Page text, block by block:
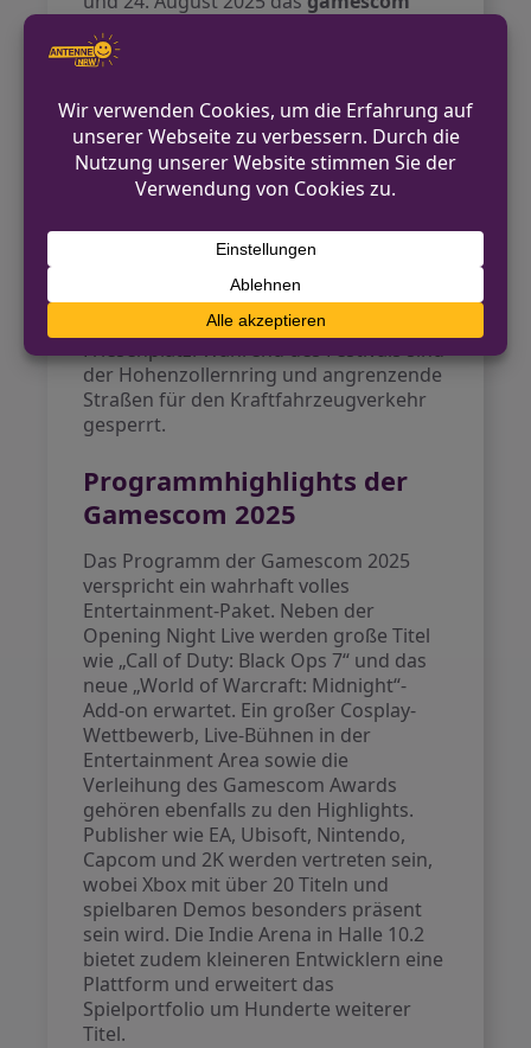
die Gaming-Kultur direkt in die Kölner
Innenstadt und bietet ein vielfältiges
Programm mit bekannten
musikalischen Acts sowie partizipativen
Formaten und DJ-Sessions. Die
Veranstaltung wird exklusive Konzerte
und zahlreiche Streetfood-Stände
bieten. Der Hohenzollernring und der
Rudolfplatz werden mit zwei
Hauptbühnen ausgestattet, und der
Zugang erfolgt optimal über die
Stadtbahn-Haltestellen Rudolfplatz und
Friesenplatz. Während des Festivals sind
der Hohenzollernring und angrenzende
Straßen für den Kraftfahrzeugverkehr
gesperrt.
Programmhighlights der
Gamescom 2025
Das Programm der Gamescom 2025
verspricht ein wahrhaft volles
Entertainment-Paket. Neben der
Opening Night Live werden große Titel
wie „Call of Duty: Black Ops 7“ und das
neue „World of Warcraft: Midnight“-
Add-on erwartet. Ein großer Cosplay-
Wettbewerb, Live-Bühnen in der
Entertainment Area sowie die
Verleihung des Gamescom Awards
gehören ebenfalls zu den Highlights.
Publisher wie EA, Ubisoft, Nintendo,
Capcom und 2K werden vertreten sein,
wobei Xbox mit über 20 Titeln und
spielbaren Demos besonders präsent
sein wird. Die Indie Arena in Halle 10.2
bietet zudem kleineren Entwicklern eine
Plattform und erweitert das
Spielportfolio um Hunderte weiterer
Titel.